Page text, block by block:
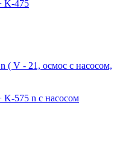
K-475
K-575 n с насосом